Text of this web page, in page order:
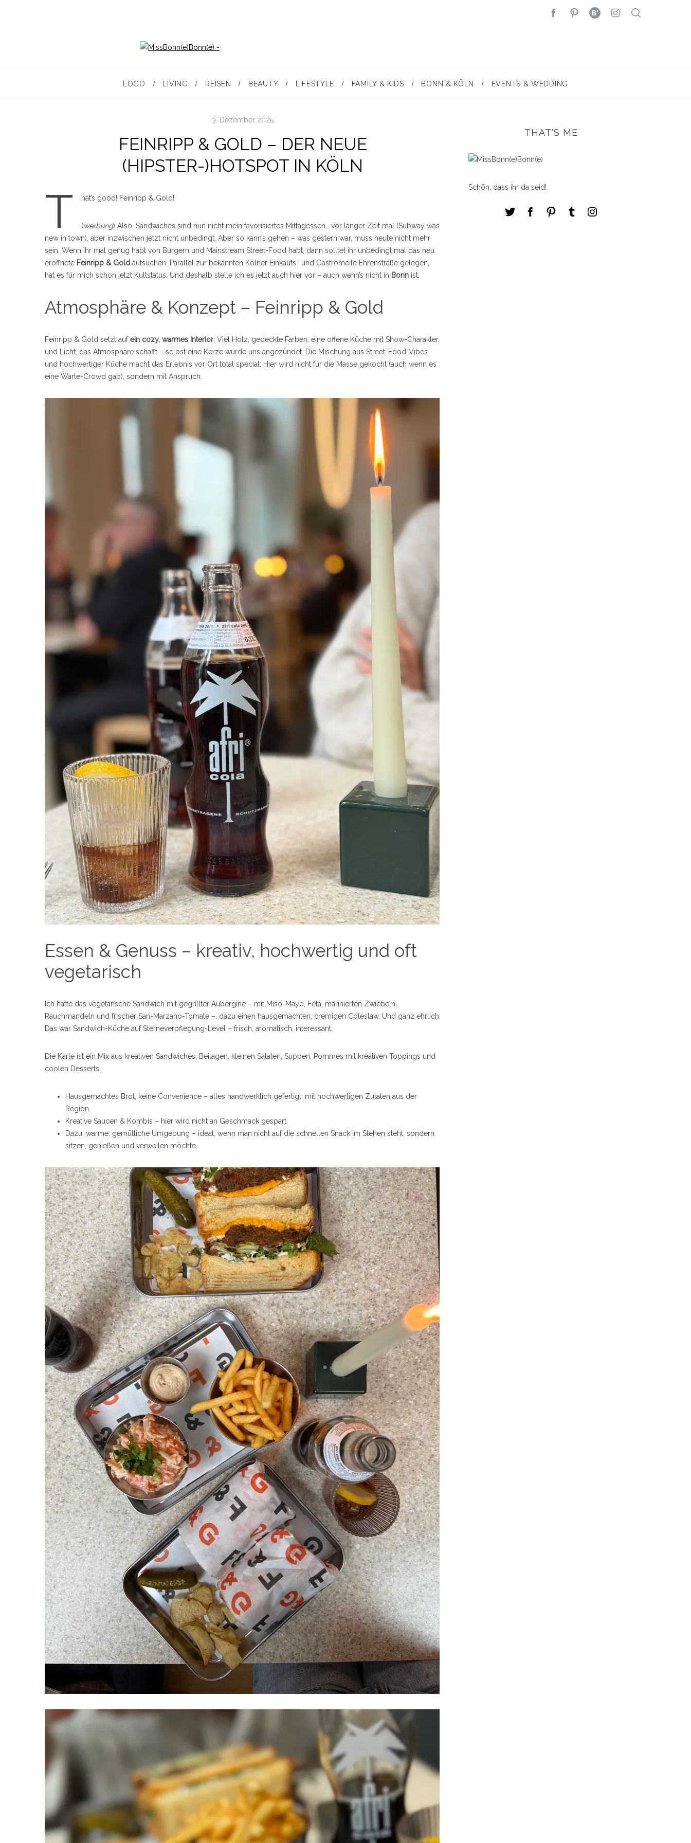
LOGO LIVING REISEN BEAUTY LIFESTYLE FAMILY & KIDS BONN & KÖLN EVENTS & WEDDING
3. Dezember 2025
FEINRIPP & GOLD – DER NEUE
(HIPSTER-)HOTSPOT IN KÖLN
T hat’s good! Feinripp & Gold!
(werbung) Also, Sandwiches sind nun nicht mein favorisiertes Mittagessen… vor langer Zeit mal (Subway was
new in town), aber inzwischen jetzt nicht unbedingt. Aber so kann’s gehen – was gestern war, muss heute nicht mehr
sein. Wenn ihr mal genug habt von Burgern und Mainstream Street-Food habt, dann solltet ihr unbedingt mal das neu
eröffnete Feinripp & Gold aufsuchen. Parallel zur bekannten Kölner Einkaufs- und Gastromeile Ehrenstraße gelegen,
hat es für mich schon jetzt Kultstatus. Und deshalb stelle ich es jetzt auch hier vor – auch wenn’s nicht in Bonn ist.
Atmosphäre & Konzept – Feinripp & Gold
Feinripp & Gold setzt aufein cozy, warmes Interior: Viel Holz, gedeckte Farben, eine offene Küche mit Show-Charakter,
und Licht, das Atmosphäre schafft – selbst eine Kerze wurde uns angezündet. Die Mischung aus Street-Food-Vibes
und hochwertiger Küche macht das Erlebnis vor Ort total special: Hier wird nicht für die Masse gekocht (auch wenn es
eine Warte-Crowd gab), sondern mit Anspruch.
Essen & Genuss – kreativ, hochwertig und oft
vegetarisch
Ich hatte das vegetarische Sandwich mit gegrillter Aubergine – mit Miso-Mayo, Feta, marinierten Zwiebeln,
Rauchmandeln und frischer San-Marzano-Tomate –, dazu einen hausgemachten, cremigen Coleslaw. Und ganz ehrlich:
Das war Sandwich-Küche auf Sterneverpflegung-Level – frisch, aromatisch, interessant.
Die Karte ist ein Mix aus kreativen Sandwiches, Beilagen, kleinen Salaten, Suppen, Pommes mit kreativen Toppings und
coolen Desserts.
Hausgemachtes Brot, keine Convenience – alles handwerklich gefertigt, mit hochwertigen Zutaten aus der
Region.
Kreative Saucen & Kombis – hier wird nicht an Geschmack gespart.
Dazu: warme, gemütliche Umgebung – ideal, wenn man nicht auf die schnellen Snack im Stehen steht, sondern
sitzen, genießen und verweilen möchte.
THAT'S ME
Schön, dass ihr da seid!
S
r
: